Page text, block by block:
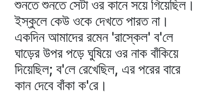
শুনতে শুনতে সেটা ওর কানে সয়ে গিয়েছিল।
ইস্কুলে কেউ ওকে দেখতে পারত না।
একদিন আমাদের রমেন 'রাস্কেল' ব'লে
ঘাড়ের উপর পড়ে ঘুষিয়ে ওর নাক বাঁকিয়ে
দিয়েছিল; ব'লে রেখেছিল, এর পরের বারে
কান দেবে বাঁকা ক'রে।